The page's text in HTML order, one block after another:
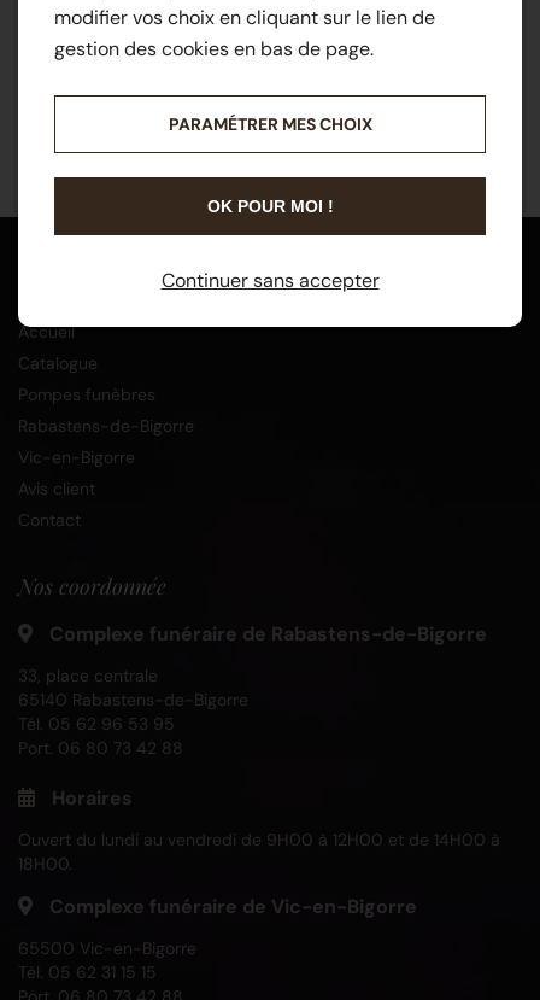
Accueil
Catalogue
Pompes funèbres
Rabastens-de-Bigorre
Vic-en-Bigorre
Avis client
Contact
Nos coordonnée
Complexe funéraire de Rabastens-de-Bigorre
33, place centrale
65140 Rabastens-de-Bigorre
Tél. 05 62 96 53 95
Port. 06 80 73 42 88
Horaires
Ouvert du lundi au vendredi de 9H00 à 12H00 et de 14H00 à
18H00.
Complexe funéraire de Vic-en-Bigorre
65500 Vic-en-Bigorre
Tél. 05 62 31 15 15
modifier vos choix en cliquant sur le lien de
gestion des cookies en bas de page.
PARAMÉTRER MES CHOIX
OK POUR MOI !
Continuer sans accepter